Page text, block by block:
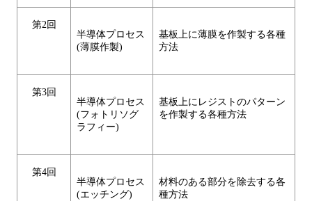
第2回
半導体プロセス
(薄膜作製)
基板上に薄膜を作製する各種
方法
第3回
半導体プロセス
(フォトリソグ
ラフィー)
基板上にレジストのパターン
を作製する各種方法
第4回
半導体プロセス
(エッチング)
材料のある部分を除去する各
種方法